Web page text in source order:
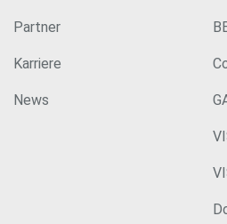
Partner
Karriere
News